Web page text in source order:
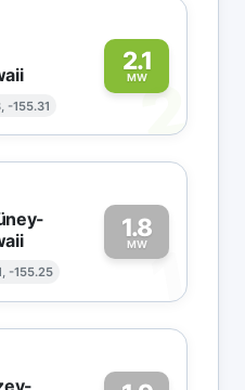
-155.31
2.1
MW2
-155.25
1.8
MW1